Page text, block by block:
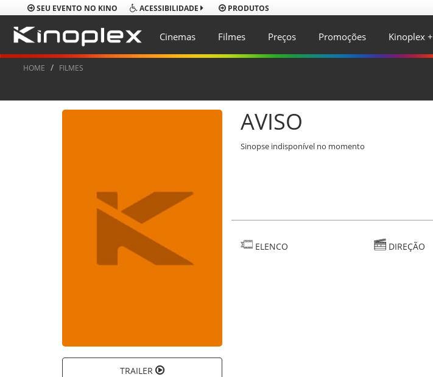
SEU EVENTO NO KINO ACESSIBILIDADE PRODUTOS
Cinemas Filmes Preços Promoções Kinoplex +
HOME FILMES
TRAILER
AVISO
Sinopse indisponível no momento
ELENCO DIREÇÃO